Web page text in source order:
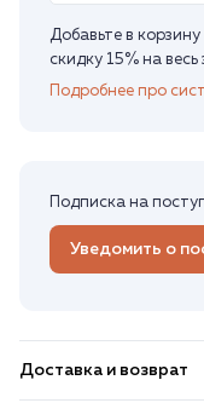
Добавьте в
скидку 15% на весь
Подробнее про
Подписка на
Уведомить о
Доставка и возврат